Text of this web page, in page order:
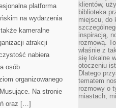
platforma
na wydarzenia
kameralne
atrakcji
nabiera
osób
organizowanego
Na stronie
oraz […]
klientów,
biblioteka
miejscu, do
inspiracją,
rozmową.
właśnie z
się lokalne
otoczeniu
Dlatego
tematem
rozmowy o
miastach,